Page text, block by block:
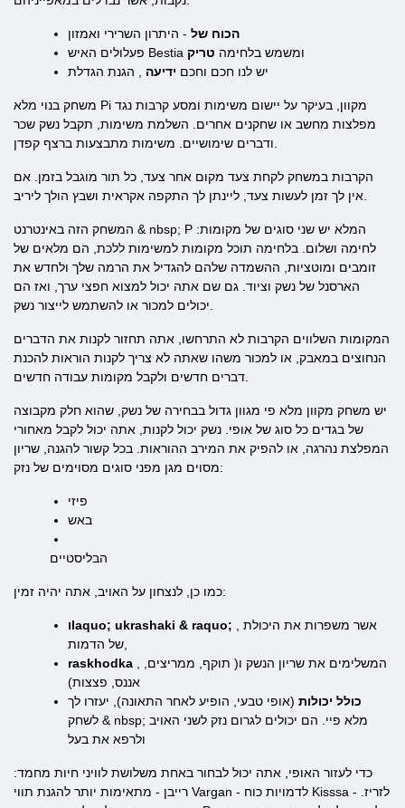
הכוח של - היתרון השרירי ואמזון
פעלולים האיש Bestia ומשמש בלחימה טריק
יש לנו חכם וחכם ידיעה , הגנת הגדלת
משחק בנוי מלא Pi מקוון, בעיקר על יישום משימות ומסע קרבות נגד
מפלצות מחשב או שחקנים אחרים. השלמת משימות, תקבל נשק שכר
הקרבות במשחק לקחת צעד מקום אחר צעד, כל תור מוגבל בזמן. אם
המשחק הזה באינטרנט & nbsp; P המלא יש שני סוגים של מקומות:
לחימה ושלום. בלחימה תוכל מקומות למשימות ללכת, הם מלאים של
זומבים ומוטציות, ההשמדה שלהם להגדיל את הרמה שלך ולחדש את
הארסנל של נשק וציוד. גם שם אתה יכול למצוא חפצי ערך, ואז הם
המקומות השלווים הקרבות לא התרחשו, אתה תחזור לקנות את הדברים
הנחוצים במאבק, או למכור משהו שאתה לא צריך לקנות הוראות להכנת
יש משחק מקוון מלא פי מגוון גדול בבחירה של נשק, שהוא חלק מקבוצה
של בגדים כל סוג של אופי. נשק יכול לקנות, אתה יכול לקבל מאחורי
המפלצת נהרגה, או להפיק את המירב ההוראות. בכל קשור להגנה, שריון
מסוים מגן מפני סוגים מסוימים של נזק:
פיזי
באש
הבליסטיים
כמו כן, לנצחון על האויב, אתה יהיה זמין:
וlaquo; ukrashaki & raquo;
raskhodka
אננס, פצצות)
כולל יכולות (אופי טבעי, הופיע לאחר התאונה), יעזרו לך
לשחק & nbsp; מלא פיי. הם יכולים לגרום נזק לשני האויב
ולרפא את בעל
כדי לעזור האופי, אתה יכול לבחור באחת משלושת לוויני חיות מחמד:
רייבן - מתאימות יותר להגנת תווי Vargan - לדמויות כוח Kisssa - לזריז.